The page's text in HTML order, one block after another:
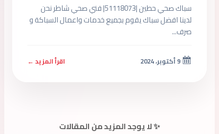
سباك صحي حطين |51118073| فني صحي شاطر نحن
لدينا افضل سباك يقوم بجميع خدمات واعمال السباكة و
صرف...
اقرأ المزيد ←
✨ لا يوجد المزيد من المقالات